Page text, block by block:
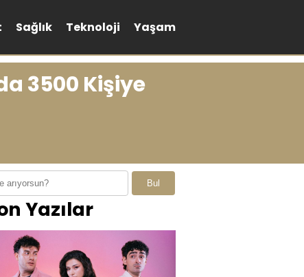
Sağlık Teknoloji Yaşam
3500 Kişiye
Bul
Yazılar